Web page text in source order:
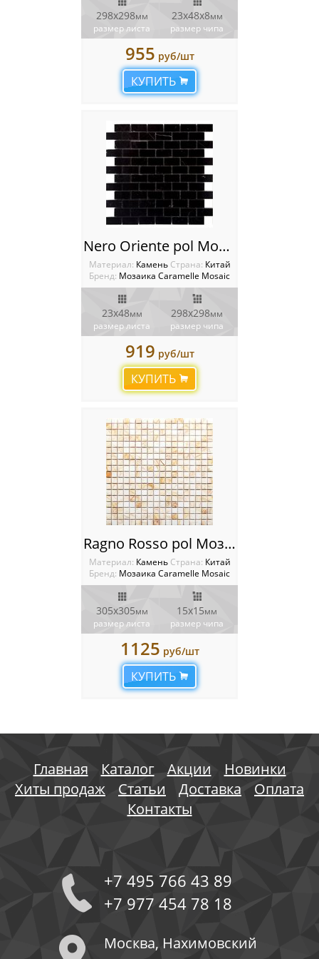
298х298мм
размер листа
23x48x8мм
размер чипа
955 руб/шт
КУПИТЬ
Nero Oriente pol Мозаика Caramelle mosaica мрамор
Материал: Камень Cтрана: Китай
Бренд: Мозаика Caramelle Mosaic
23x48мм
размер листа
298х298мм
размер чипа
919 руб/шт
КУПИТЬ
Ragno Rosso pol Мозаика Caramelle mosaic Pietrine
Материал: Камень Cтрана: Китай
Бренд: Мозаика Caramelle Mosaic
305х305мм
размер листа
15x15мм
размер чипа
1125 руб/шт
КУПИТЬ
Главная Каталог Акции
Новинки
Хиты продаж
Статьи Доставка
Оплата
Контакты
+7 495 766 43 89
+7 977 454 78 18
Москва, Нахимовский